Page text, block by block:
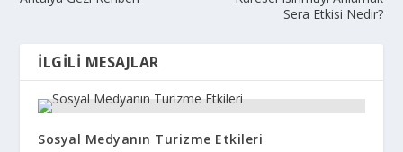
Sera Etkisi Nedir?
İLGILI MESAJLAR
Sosyal Medyanın Turizme Etkileri